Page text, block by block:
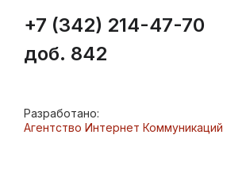
+7 (342) 214-47-70
доб. 842
Разработано:
Агентство Интернет Коммуникаций